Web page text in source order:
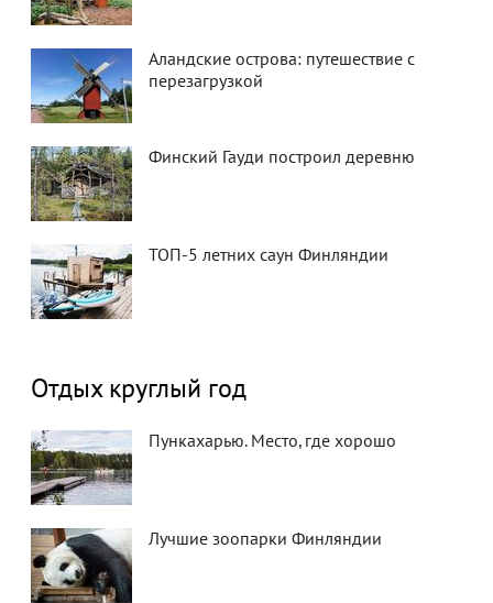
Аландские острова: путешествие с
перезагрузкой
Финский Гауди построил деревню
ТОП-5 летних саун Финляндии
Отдых круглый год
Пункахарью. Место, где хорошо
Лучшие зоопарки Финляндии